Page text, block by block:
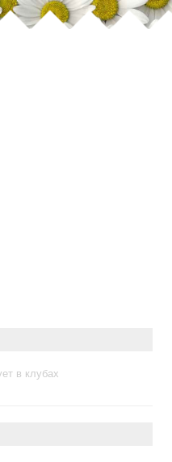
в клубах